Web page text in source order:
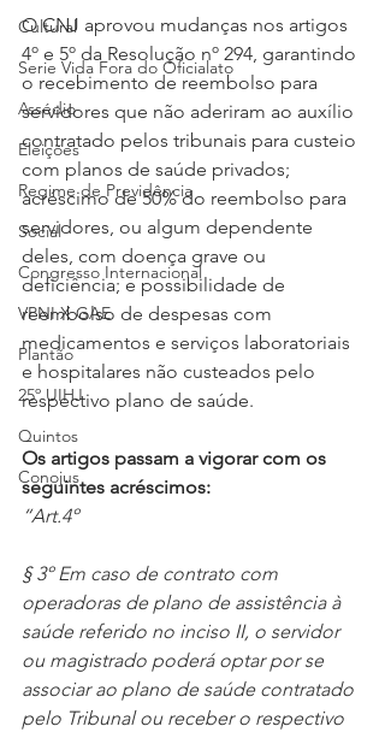
Cultural
Serie Vida Fora do Oficialato
Assédio
Eleições
Regime de Previdência
Social
Congresso Internacional
VPNI X GAE
Plantão
25º UIHJ
Quintos
Conojus
O CNJ aprovou mudanças nos artigos
4º e 5º da Resolução nº 294, garantindo
o recebimento de reembolso para
servidores que não aderiram ao auxílio
contratado pelos tribunais para custeio
com planos de saúde privados;
acréscimo de 50% do reembolso para
servidores, ou algum dependente
deles, com doença grave ou
deficiência; e possibilidade de
reembolso de despesas com
medicamentos e serviços laboratoriais
e hospitalares não custeados pelo
respectivo plano de saúde.
Os artigos passam a vigorar com os
seguintes acréscimos:
“Art.4º
§ 3º Em caso de contrato com
operadoras de plano de assistência à
saúde referido no inciso II, o servidor
ou magistrado poderá optar por se
associar ao plano de saúde contratado
pelo Tribunal ou receber o respectivo